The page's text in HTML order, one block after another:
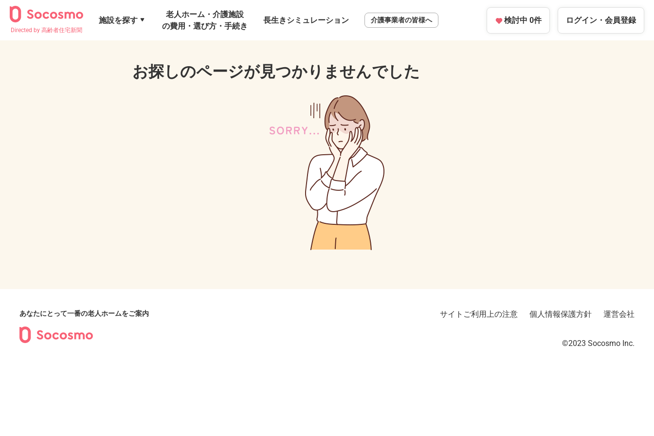
Directed by 高齢者住宅新聞
施設を探す
老人ホーム・介護施設
の費用・選び方・手続き
長生きシミュレーション 介護事業者の皆様へ 検討中 0件 ログイン・ 会員登録
お探しのページが見つかりませんでした
あなたにとって一番の老人ホームをご案内 サイトご利用上の注意 個人情報保護方針 運営会社
©2023︎ Socosmo Inc.